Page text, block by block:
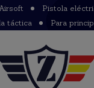
Pistola
táctica
Para